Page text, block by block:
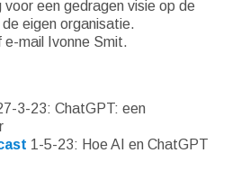
een gedragen visie op de
eigen organisatie.
mail Ivonne Smit.
3-23: ChatGPT: een
1-5-23: Hoe AI en ChatGPT